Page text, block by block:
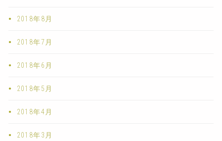
2018年8月
2018年7月
2018年6月
2018年5月
2018年4月
2018年3月